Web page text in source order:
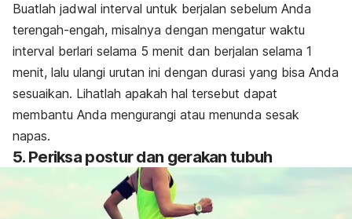
Buatlah jadwal interval untuk berjalan sebelum Anda
terengah-engah, misalnya dengan mengatur waktu
interval berlari selama 5 menit dan berjalan selama 1
menit, lalu ulangi urutan ini dengan durasi yang bisa Anda
sesuaikan. Lihatlah apakah hal tersebut dapat
membantu Anda mengurangi atau menunda sesak
napas.
5. Periksa postur dan gerakan tubuh